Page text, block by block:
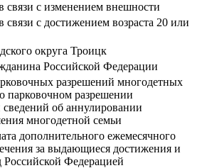
связи с изменением внешности
с достижением возраста 20 или
округа Троицк
Российской Федерации
разрешений многодетных
парковочном разрешении
об аннулировании
многодетной семьи
дополнительного ежемесячного
за выдающиеся достижения и
Российской Федерацией